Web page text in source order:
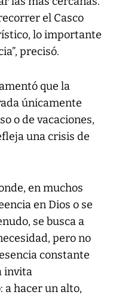
el Casco
lo importante
precisó.
que la
únicamente
o de vacaciones,
una crisis de
en muchos
en Dios o se
se busca a
pero no
constante
invita
a hacer un alto,